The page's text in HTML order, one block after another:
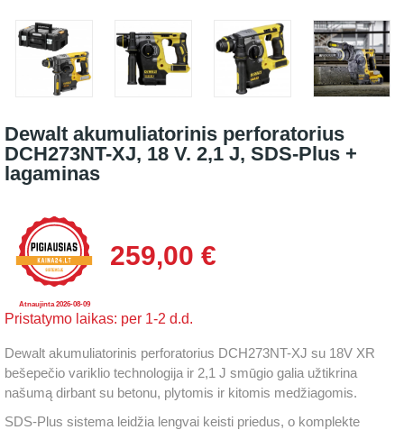
Dewalt akumuliatorinis perforatorius
DCH273NT-XJ, 18 V. 2,1 J, SDS-Plus +
lagaminas
259,00 €
Atnaujinta 2026-08-09
Pristatymo laikas: per 1-2 d.d.
Dewalt akumuliatorinis perforatorius DCH273NT-XJ su 18V XR
bešepečio variklio technologija ir 2,1 J smūgio galia užtikrina
našumą dirbant su betonu, plytomis ir kitomis medžiagomis.
SDS-Plus sistema leidžia lengvai keisti priedus, o komplekte